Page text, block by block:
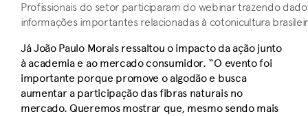
Profissionais do setor participaram do webinar trazendo
informações importantes relacionadas à cotonicultura
Já João Paulo Morais ressaltou o impacto da ação junto
à academia e ao mercado consumidor. “O evento foi
importante porque promove o algodão e busca
aumentar a participação das fibras naturais no
mercado. Queremos mostrar que, mesmo sendo mais